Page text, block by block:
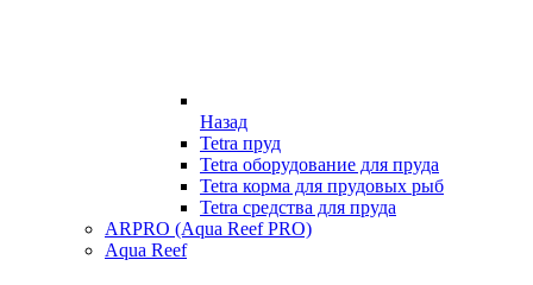
Назад
Tetra пруд
Tetra оборудование для пруда
Tetra корма для прудовых рыб
Tetra средства для пруда
ARPRO (Aqua Reef PRO)
Aqua Reef